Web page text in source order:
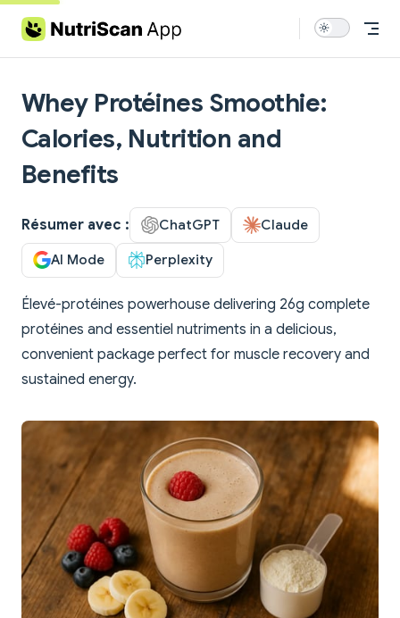
Skip to content
Whey Protéines Smoothie:
Calories, Nutrition and
Benefits
Résumer avec : ChatGPT Claude
AI Mode Perplexity
Élevé-protéines powerhouse delivering 26g complete
protéines and essentiel nutriments in a delicious,
convenient package perfect for muscle recovery and
sustained energy.